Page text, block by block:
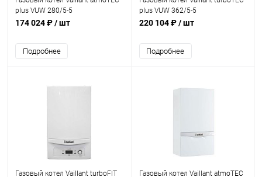
plus VUW 280/5-5
174 024 ₽/ шт
Подробнее
plus VUW 362/5-5
220 104 ₽/ шт
Подробнее
Газовый котел Vaillant turboFIT
Газовый котел Vaillant atmoTEC